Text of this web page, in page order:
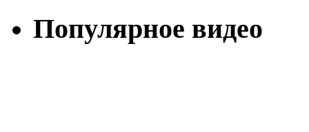
Популярное видео